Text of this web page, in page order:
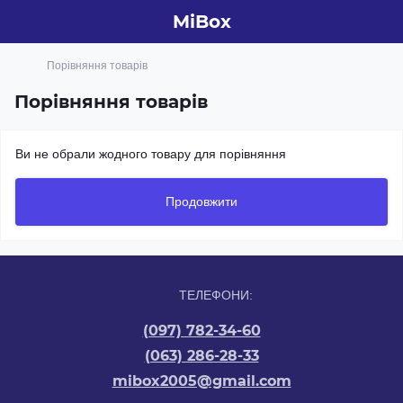
MiBox
Порівняння товарів
Порівняння товарів
Ви не обрали жодного товару для порівняння
Продовжити
ТЕЛЕФОНИ:
(097) 782-34-60
(063) 286-28-33
mibox2005@gmail.com